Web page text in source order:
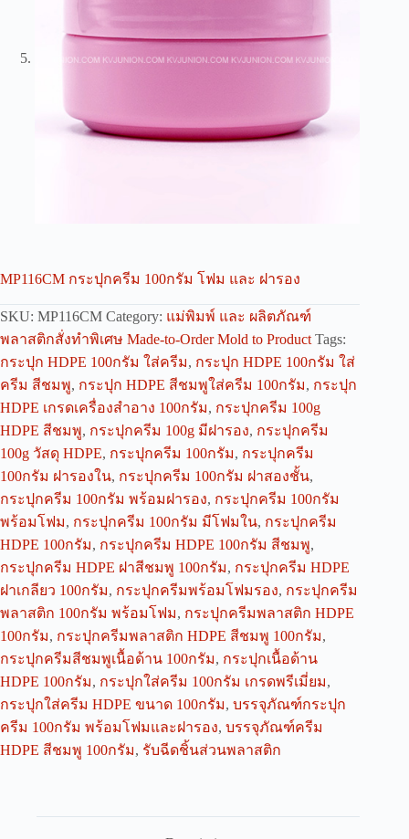
MP116CM กระปุกครีม 100กรัม โฟม และ ฝารอง
SKU: MP116CM Category: แม่พิมพ์ และ ผลิตภัณฑ์
พลาสติกสั่งทำพิเศษ Made-to-Order Mold to Product Tags:
กระปุก HDPE 100กรัม ใส่ครีม, กระปุก HDPE 100กรัม ใส่
ครีม สีชมพู, กระปุก HDPE สีชมพูใส่ครีม 100กรัม, กระปุก
HDPE เกรดเครื่องสำอาง 100กรัม, กระปุกครีม 100g
HDPE สีชมพู, กระปุกครีม 100g มีฝารอง, กระปุกครีม
100g วัสดุ HDPE, กระปุกครีม 100กรัม, กระปุกครีม
100กรัม ฝารองใน, กระปุกครีม 100กรัม ฝาสองชั้น,
กระปุกครีม 100กรัม พร้อมฝารอง, กระปุกครีม 100กรัม
พร้อมโฟม, กระปุกครีม 100กรัม มีโฟมใน, กระปุกครีม
HDPE 100กรัม, กระปุกครีม HDPE 100กรัม สีชมพู,
กระปุกครีม HDPE ฝาสีชมพู 100กรัม, กระปุกครีม HDPE
ฝาเกลียว 100กรัม, กระปุกครีมพร้อมโฟมรอง, กระปุกครีม
พลาสติก 100กรัม พร้อมโฟม, กระปุกครีมพลาสติก HDPE
100กรัม, กระปุกครีมพลาสติก HDPE สีชมพู 100กรัม,
กระปุกครีมสีชมพูเนื้อด้าน 100กรัม, กระปุกเนื้อด้าน
HDPE 100กรัม, กระปุกใส่ครีม 100กรัม เกรดพรีเมี่ยม,
กระปุกใส่ครีม HDPE ขนาด 100กรัม, บรรจุภัณฑ์กระปุก
ครีม 100กรัม พร้อมโฟมและฝารอง, บรรจุภัณฑ์ครีม
HDPE สีชมพู 100กรัม, รับฉีดชิ้นส่วนพลาสติก